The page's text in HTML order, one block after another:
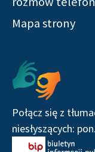
Mapa strony
Połącz się z
niesłyszących: